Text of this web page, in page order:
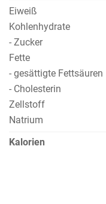
Eiweiß
Kohlenhydrate
- Zucker
Fette
- gesättigte Fettsäuren
- Cholesterin
Zellstoff
Natrium
Kalorien